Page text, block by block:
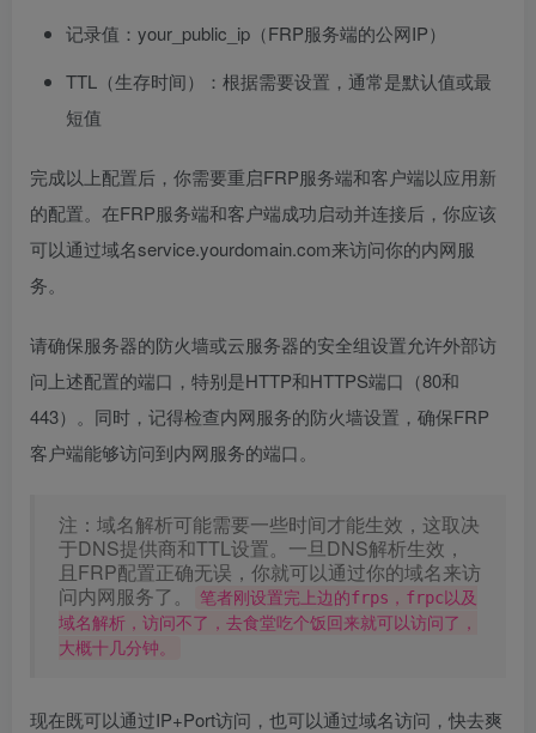
记录值：your_public_ip（FRP服务端的公网IP）
TTL（生存时间）：根据需要设置，通常是默认值或最
短值
完成以上配置后，你需要重启FRP服务端和客户端以应用新
的配置。在FRP服务端和客户端成功启动并连接后，你应该
可以通过域名service.yourdomain.com来访问你的内网服
务。
请确保服务器的防火墙或云服务器的安全组设置允许外部访
问上述配置的端口，特别是HTTP和HTTPS端口（80和
443）。同时，记得检查内网服务的防火墙设置，确保FRP
客户端能够访问到内网服务的端口。
注：域名解析可能需要一些时间才能生效，这取决
于DNS提供商和TTL设置。一旦DNS解析生效，
且FRP配置正确无误，你就可以通过你的域名来访
问内网服务了。
笔者刚设置完上边的frps，frpc以及
域名解析，访问不了，去食堂吃个饭回来就可以访问了，
大概十几分钟。
现在既可以通过IP+Port访问，也可以通过域名访问，快去爽